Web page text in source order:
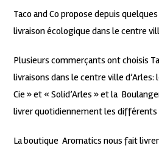
Taco and Co propose depuis
livraison écologique dans le centre
Plusieurs commerçants ont choisis
livraisons dans le centre ville
Cie » et « Solid’Arles » et la
livrer quotidiennement les différents
La boutique Aromatics nous fait